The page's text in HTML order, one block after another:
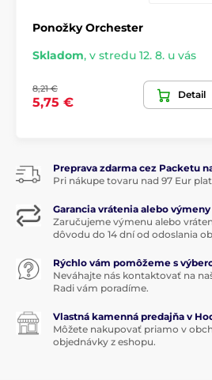
Ponožky Orchester
Skladom, v stredu 12. 8. u vás
8,21 €
5,75 €
Detail
Preprava zdarma cez Packetu
Pri nákupe tovaru nad 97 Eur
Garancia vrátenia alebo výmeny
Zaručujeme výmenu alebo
dôvodu do 14 dní od odoslania
Rýchlo vám pomôžeme s
Neváhajte nás kontaktovať na
Radi vám poradíme.
Vlastná kamenná predajňa v
Môžete nakupovať priamo v
objednávky z eshopu.